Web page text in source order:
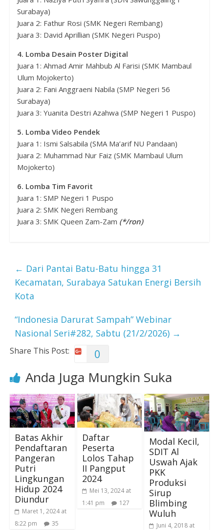
Surabaya)
Juara 2: Fathur Rosi (SMK Negeri Rembang)
Juara 3: David Aprillian (SMK Negeri Puspo)
4. Lomba Desain Poster Digital
Juara 1: Ahmad Amir Mahbub Al Farisi (SMK Mambaul
Ulum Mojokerto)
Juara 2: Fani Anggraeni Nabila (SMP Negeri 56
Surabaya)
Juara 3: Yuanita Destri Azahwa (SMP Negeri 1 Puspo)
5. Lomba Video Pendek
Juara 1: Ismi Salsabila (SMA Ma’arif NU Pandaan)
Juara 2: Muhammad Nur Faiz (SMK Mambaul Ulum
Mojokerto)
6. Lomba Tim Favorit
Juara 1: SMP Negeri 1 Puspo
Juara 2: SMK Negeri Rembang
Juara 3: SMK Queen Zam-Zam (*/ron)
← Dari Pantai Batu-Batu hingga 31
Kecamatan, Surabaya Satukan Energi Bersih
Kota
“Indonesia Darurat Sampah” Webinar
Nasional Seri#282, Sabtu (21/2/2026) →
Share This Post: 0
Anda Juga Mungkin Suka
Batas Akhir
Pendaftaran
Pangeran
Putri
Lingkungan
Hidup 2024
Diundur
Maret 1, 2024 at
8:22 pm
35
Daftar
Peserta
Lolos Tahap
II Pangput
2024
Mei 13, 2024 at
1:41 pm
127
Modal Kecil,
SDIT Al
Uswah Ajak
PKK
Produksi
Sirup
Blimbing
Wuluh
Juni 4, 2018 at